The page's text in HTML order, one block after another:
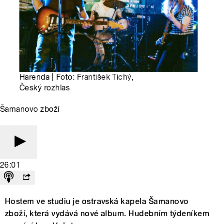
Harenda | Foto: František Tichý,
Český rozhlas
Šamanovo zboží
26:01
Hostem ve studiu je ostravská kapela Šamanovo
zboží, která vydává nové album. Hudebním týdeníkem